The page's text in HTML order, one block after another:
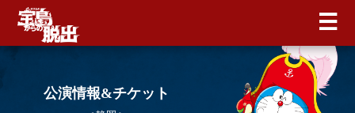
公演情報&チケット